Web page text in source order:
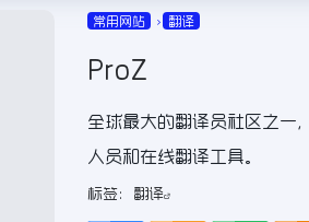
常用网站 翻译
ProZ
全球最大的翻译员社区之一
人员和在线翻译工具。
标签： 翻译